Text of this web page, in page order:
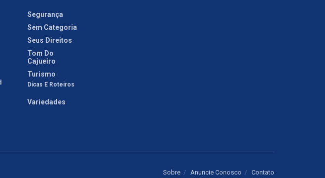
Segurança
Sem Categoria
Seus Direitos
Tom Do
Cajueiro
Turismo
Dicas E Roteiros
Variedades
Sobre Anuncie Conosco Contato